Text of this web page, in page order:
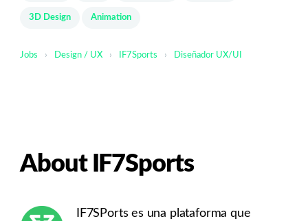
3D Design Animation
Jobs › Design / UX › IF7Sports › Diseñador UX/UI
About IF7Sports
IF7SPorts es una plataforma que